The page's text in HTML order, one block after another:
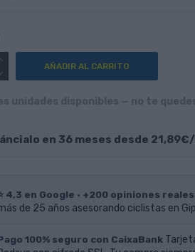
AÑADIR AL CARRITO
en 36 meses desde
4,3 en Google · +200 opiniones reales
de 25 años asesorando ciclistas en
100% seguro con CaixaBank